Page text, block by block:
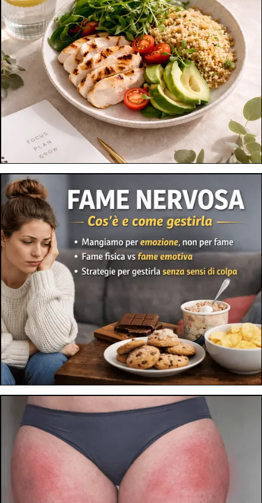
COME CAPIRE SE IL TUO METABOLISMO È DAVVERO LENTO
11 giu 2026
Hai davvero il metabolismo lento o c'è qualcos'altro che sta
ostacolando i tuoi risultati? Scopri quali sono i veri segnali di
un metabolismo rallentato, i falsi miti più diffusi e come
valutare correttamente le cause che possono rendere
difficile il dimagrimento.
LEGGI ARTICOLO
PERCHÉ NON RIESCI A DIMAGRIRE: I 5 ERRORI PIÙ COMUNI
08 apr 2026
Mangio poco ma non dimagrisco: perché succede? Scopri i
5 errori più comuni che bloccano il dimagrimento e come
risolverli in modo efficace.
LEGGI ARTICOLO